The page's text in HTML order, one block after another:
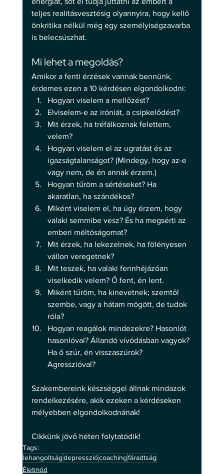
teljes realitásvesztésig olyannyira, hogy kellő
önkritika nélkül még egy személyiségzavarba
is belecsúszhat.
Mi lehet a megoldás?
Amikor a fenti érzések vannak bennünk,
érdemes ezen a 10 kérdésen elgondolkodni:
Hogyan viselem a mellőzést?
Elviselem-e az iróniát, a csipkelődést?
Mit érzek, ha tréfálkoznak felettem,
velem?
Hogyan viselem el az ugratást és az
igazságtalanságot? (Mindegy, hogy az-e
vagy nem, de én annak érzem.)
Hogyan tűröm a sértéseket? Ha
akaratlan, ha szándékos?
Miként viselem el, ha úgy érzem, hogy
valaki semmibe vesz? És ha megsérti az
emberi méltóságomat?
Mit érzek, ha lekezelnek, ha fölényesen
vállon veregetnek?
Mit teszek, ha valaki fennhéjázóan
viselkedik velem? Ő fent, én lent.
Miként tűröm, ha kinevetnek; szemtől
szembe, vagy a hátam mögött, de tudok
róla?
Hogyan reagálok mindezekre? Hasonlót
hasonlóval? Állandó vívódásban vagyok?
Ha ő szúr, én visszaszúrok?
Agresszióval?
Szakembereink készséggel állnak mindazok
rendelkezésére, akik ezeken a kérdéseken
mélyebben elgondolkodnának!
Cikkünk jövő héten folytatódik!
Tags:
lehangoltságdepressziócoachingfáradtság
Életmód